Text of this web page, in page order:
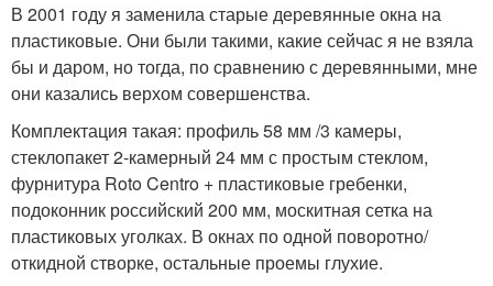
В 2001 году я заменила старые деревянные окна на
пластиковые. Они были такими, какие сейчас я не взяла
бы и даром, но тогда, по сравнению с деревянными, мне
они казались верхом совершенства.
Комплектация такая: профиль 58 мм /3 камеры,
стеклопакет 2-камерный 24 мм с простым стеклом,
фурнитура Roto Centro + пластиковые гребенки,
подоконник российский 200 мм, москитная сетка на
пластиковых уголках. В окнах по одной поворотно/
откидной створке, остальные проемы глухие.